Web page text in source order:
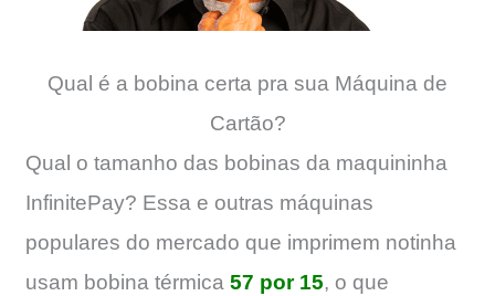
Qual é a bobina certa pra sua Máquina de
Cartão?
Qual o tamanho das bobinas da maquininha
InfinitePay? Essa e outras máquinas
populares do mercado que imprimem notinha
usam bobina térmica 57 por 15, o que